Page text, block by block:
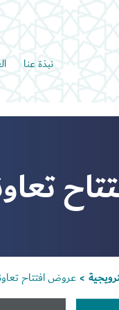
نبذة عنا
> عروض افتتاح